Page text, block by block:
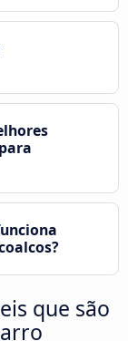
que são